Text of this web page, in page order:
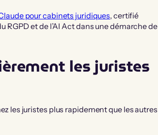
pour cabinets juridiques, certifié
RGPD et de l’AI Act dans une démarche de
les juristes
les juristes plus rapidement que les autres